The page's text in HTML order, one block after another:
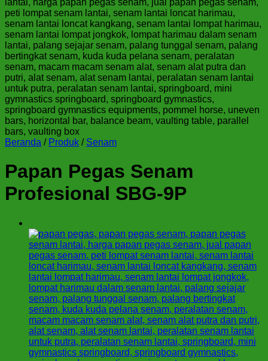
Beranda / Produk / Senam
Papan Pegas Senam
Profesional SBG-9P